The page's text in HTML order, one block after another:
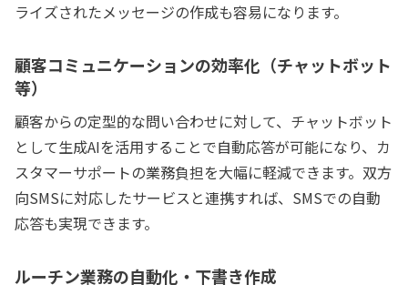
ライズされたメッセージの作成も容易になります。
顧客コミュニケーションの効率化（チャットボット
等）
顧客からの定型的な問い合わせに対して、チャットボット
として生成AIを活用することで自動応答が可能になり、カ
スタマーサポートの業務負担を大幅に軽減できます。双方
向SMSに対応したサービスと連携すれば、SMSでの自動
応答も実現できます。
ルーチン業務の自動化・下書き作成